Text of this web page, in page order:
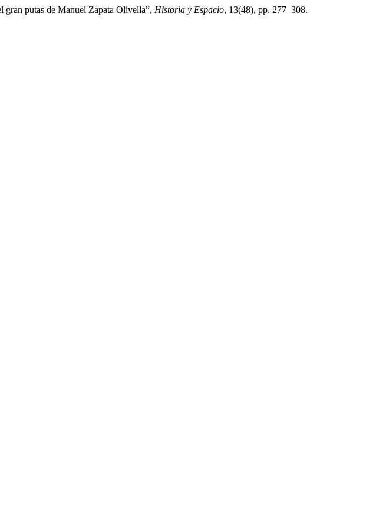
gran putas de Manuel Zapata Olivella”, Historia y Espacio, 13(48), pp. 277–308.